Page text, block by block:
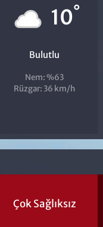
10°
Bulutlu
Nem: %63
Rüzgar: 36 km/h
Çok Sağlıksız